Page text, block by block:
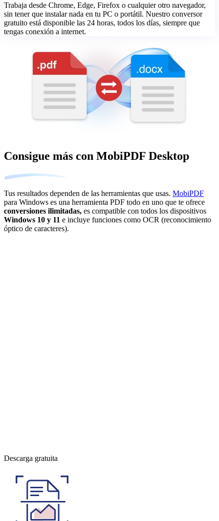
Trabaja desde Chrome, Edge, Firefox o cualquier otro navegador,
sin tener que instalar nada en tu PC o portátil. Nuestro conversor
gratuito está disponible las 24 horas, todos los días, siempre que
tengas conexión a internet.
Consigue más con MobiPDF Desktop
Tus resultados dependen de las herramientas que usas. MobiPDF
para Windows es una herramienta PDF todo en uno que te ofrece
conversiones ilimitadas, es compatible con todos los dispositivos
Windows 10 y 11 e incluye funciones como OCR (reconocimiento
óptico de caracteres).
Descarga gratuita